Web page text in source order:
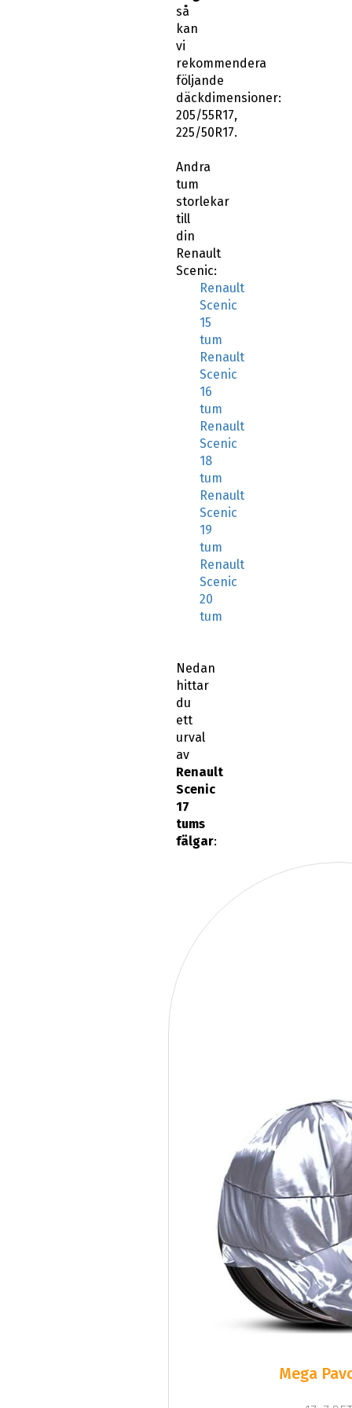
så
kan
vi
rekommendera
följande
däckdimensioner:
205/55R17,
225/50R17.
Andra
tum
storlekar
till
din
Renault
Scenic:
Renault
Scenic
15
tum
Renault
Scenic
16
tum
Renault
Scenic
18
tum
Renault
Scenic
19
tum
Renault
Scenic
20
tum
Nedan
hittar
du
ett
urval
av
Renault
Scenic
17
tums
fälgar:
Mega